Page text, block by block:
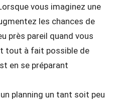
vous imaginez une
les chances de
près pareil quand vous
tout à fait possible de
en se préparant
planning un tant soit peu